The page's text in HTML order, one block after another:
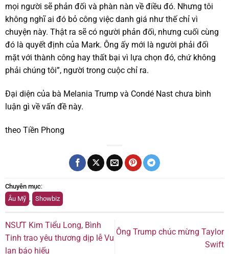
mọi người sẽ phản đối và phàn nàn về điều đó. Nhưng tôi
không nghĩ ai đó bỏ công việc danh giá như thế chỉ vì
chuyện này. Thật ra sẽ có người phản đối, nhưng cuối cùng
đó là quyết định của Mark. Ông ấy mới là người phải đối
mặt với thành công hay thất bại vì lựa chọn đó, chứ không
phải chúng tôi”, người trong cuộc chỉ ra.
Đại diện của bà Melania Trump và Condé Nast chưa bình
luận gì về vấn đề này.
theo Tiền Phong
Chuyên mục:
Âu Mỹ , Showbiz
NSƯT Kim Tiểu Long, Bình
Tinh trao yêu thương dịp lễ Vu
lan báo hiếu
Ông Trump chúc mừng Taylor
Swift